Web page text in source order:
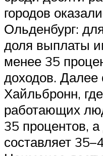
городов
Ольденбург:
доля выплаты
менее 35
доходов. Далее
Хайльбронн,
работающих
35 процентов,
составляет